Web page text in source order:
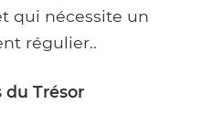
qui nécessite un
régulier..
du Trésor